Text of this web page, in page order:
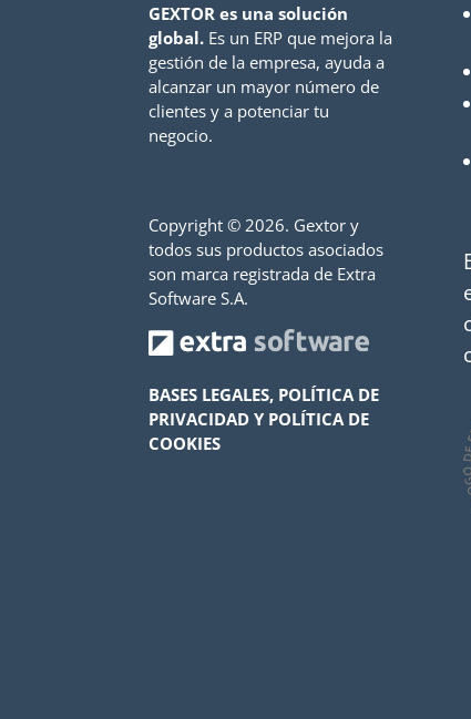
GEXTOR es una solución
global. Es un ERP que mejora la
gestión de la empresa, ayuda a
alcanzar un mayor número de
clientes y a potenciar tu
negocio.
Copyright © 2026. Gextor y
todos sus productos asociados
son marca registrada de Extra
Software S.A.
BASES LEGALES, POLÍTICA DE
PRIVACIDAD Y POLÍTICA DE
COOKIES